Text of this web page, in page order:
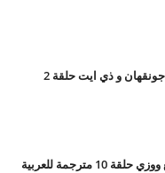
برنامج Adorable Baby مع جونقهان و ذي ايت حلقة 2